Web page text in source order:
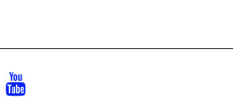
Instagram